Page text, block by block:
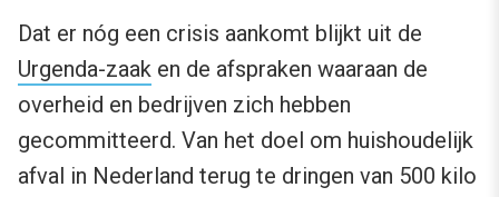
Dat er nóg een crisis aankomt blijkt uit de
Urgenda-zaak en de afspraken waaraan de
overheid en bedrijven zich hebben
gecommitteerd. Van het doel om huishoudelijk
afval in Nederland terug te dringen van 500 kilo